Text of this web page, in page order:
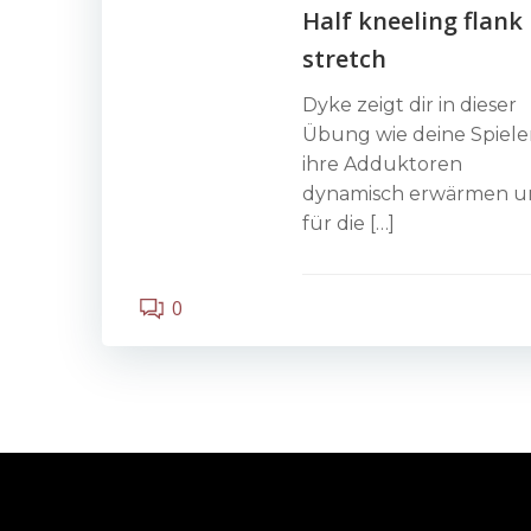
Half kneeling flank
stretch
Dyke zeigt dir in dieser
Übung wie deine
ihre Adduktoren
dynamisch erwärmen
für die […]
0